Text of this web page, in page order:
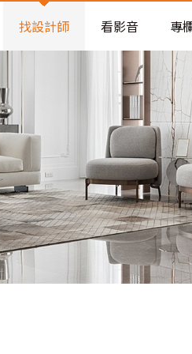
老屋預算分配與高 CP 值煥新術
找設計師 看影音 專